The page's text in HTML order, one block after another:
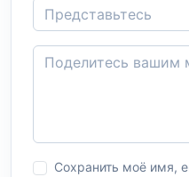
Сохранить моё имя,